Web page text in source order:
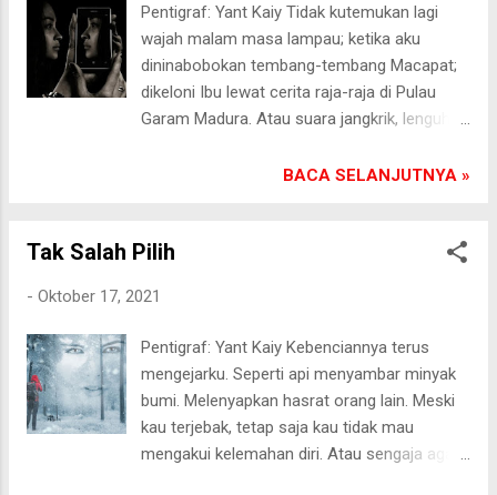
semudah mengedipkan. Ayah meninggalkan
aku di tengah jalan. Sebelum aku bisa
merengkuh cita-cita.[] Pasongsongan,
19/10/2021
Pentigraf: Yant Kaiy Tidak kutemukan lagi
wajah malam masa lampau; ketika aku
dininabobokan tembang-tembang Macapat;
dikeloni Ibu lewat cerita raja-raja di Pulau
Garam Madura. Atau suara jangkrik, lenguh
berganti suara-suara mesin, menyelusup ke
anak-anakku. Mafhum. Mereka menapaki
terkontaminasi sikap kepalsuan, terseret
butuh proses untuk mengembalikan
kesehatan jiwanya. Rindu malam kian
menindih habis kebebasanku. Uang
tergenggam di tangan tak habis tujuh
turunan. Kesuksesan karierku tak mampu
BACA SELANJUTNYA »
Tak Salah Pilih
- Oktober 17, 2021
Pentigraf: Yant Kaiy Kebenciannya terus
mengejarku. Seperti api menyambar minyak
bumi. Melenyapkan hasrat orang lain. Meski
kau terjebak, tetap saja kau tidak mau
mengakui kelemahan diri. Atau sengaja agar